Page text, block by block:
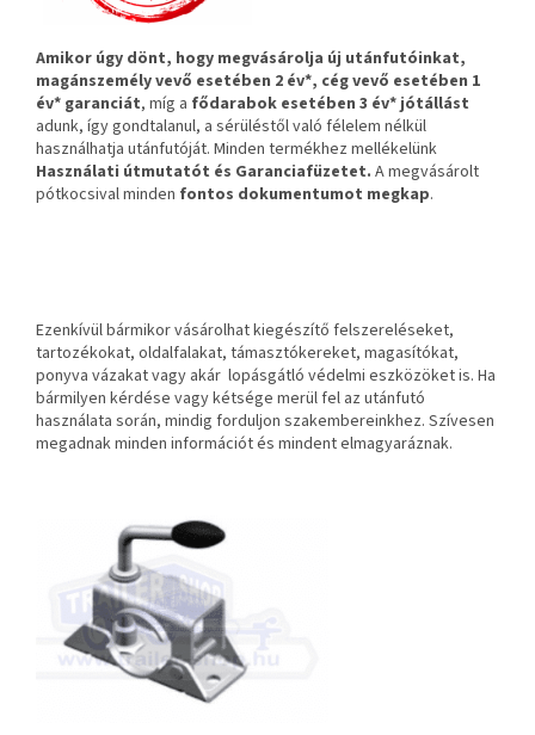
Amikor úgy dönt, hogy megvásárolja új utánfutóinkat,
magánszemély vevő esetében 2 év*, cég vevő esetében 1
év* garanciát, míg a fődarabok esetében 3 év* jótállást
adunk, így gondtalanul, a sérüléstől való félelem nélkül
használhatja utánfutóját. Minden termékhez mellékelünk
Használati útmutatót és Garanciafüzetet. Amegvásárolt
pótkocsival minden fontos dokumentumot megkap.
Ezenkívül bármikor vásárolhat kiegészítő felszereléseket,
tartozékokat, oldalfalakat, támasztókereket, magasítókat,
ponyva vázakat vagy akár lopásgátló védelmi eszközöket is. Ha
bármilyen kérdése vagy kétsége merül fel az utánfutó
használata során, mindig forduljon szakembereinkhez. Szívesen
megadnak minden információt és mindent elmagyaráznak.